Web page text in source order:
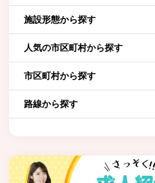
施設形態から探す
人気の市区町村から探す
市区町村から探す
路線から探す